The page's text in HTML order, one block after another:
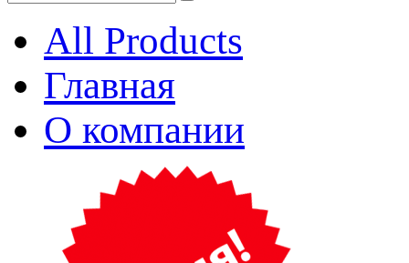
All Products
Главная
О компании